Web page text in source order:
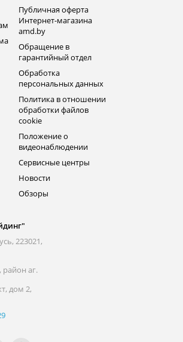
Публичная оферта
Интернет-магазина
amd.by
Обращение в
гарантийный отдел
Обработка
персональных данных
Политика в отношении
обработки файлов
cookie
Положение о
видеонаблюдении
Сервисные центры
Новости
Обзоры
223021,
аг.
дом 2,